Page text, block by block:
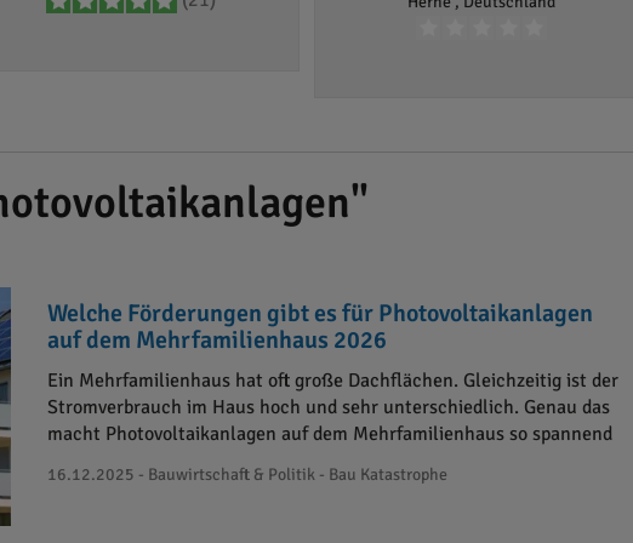
Welche Förderungen gibt es für Photovoltaikanlagen
auf dem Mehrfamilienhaus 2026
Ein Mehrfamilienhaus hat oft große Dachflächen. Gleichzeitig ist der
Stromverbrauch im Haus hoch und sehr unterschiedlich. Genau das
macht Photovoltaikanlagen auf dem Mehrfamilienhaus so spannend
16.12.2025 - Bauwirtschaft & Politik - Bau Katastrophe